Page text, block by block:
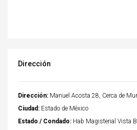
Dirección
Dirección: Manuel Acosta 28, Cerca de
Ciudad: Estado de México
Estado / Condado: Hab Magisterial Vista